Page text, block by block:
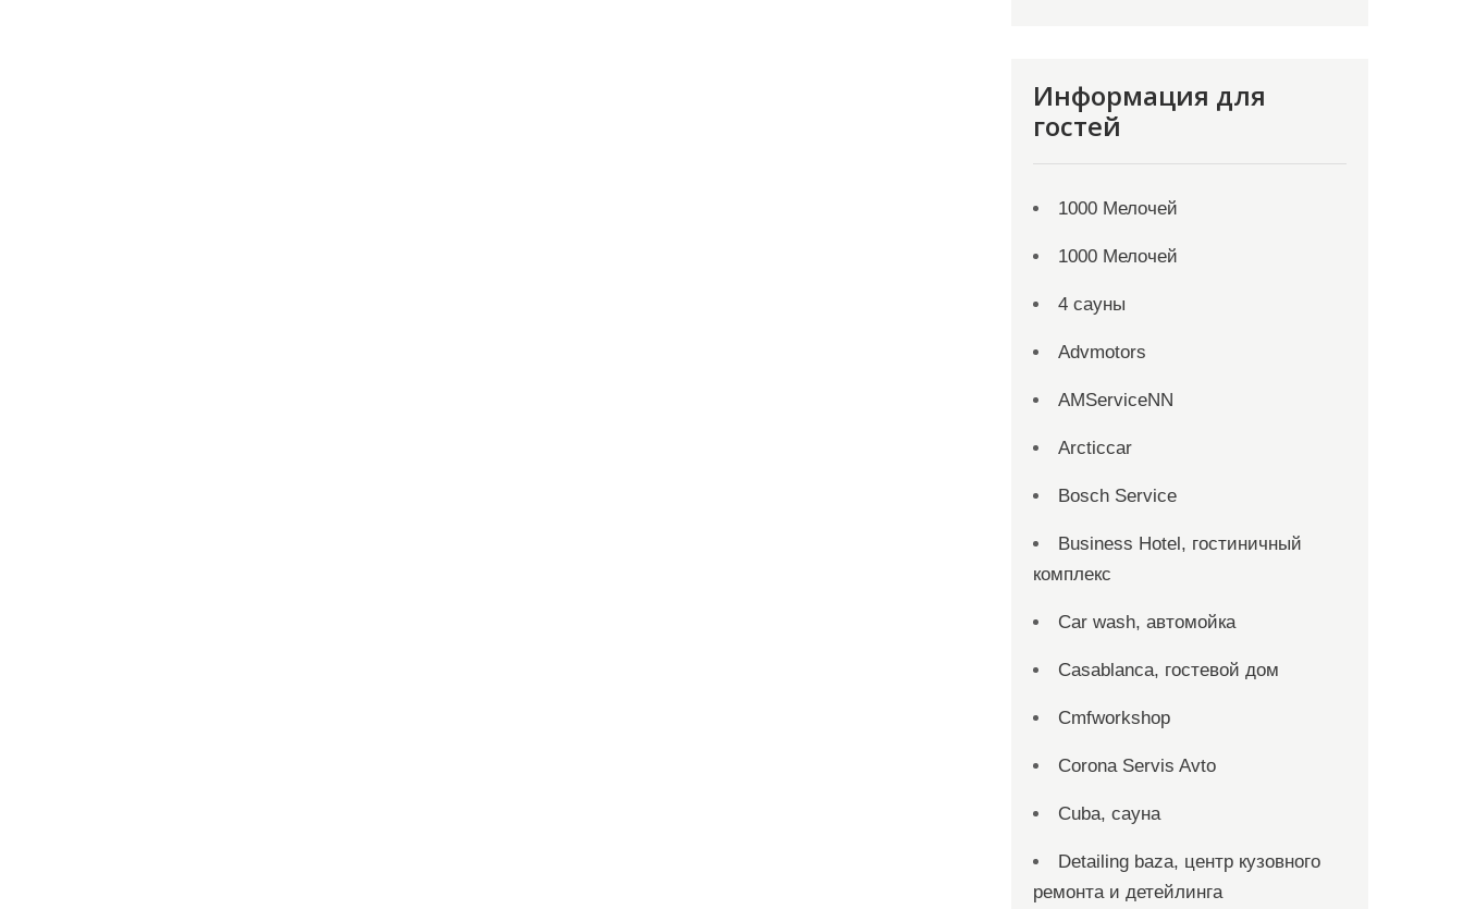
Информация для
гостей
1000 Мелочей
1000 Мелочей
4 сауны
Advmotors
AMServiceNN
Arcticcar
Bosch Service
Business Hotel, гостиничный
комплекс
Car wash, автомойка
Casablanca, гостевой дом
Cmfworkshop
Corona Servis Avto
Cuba, сауна
Detailing baza, центр кузовного
ремонта и детейлинга